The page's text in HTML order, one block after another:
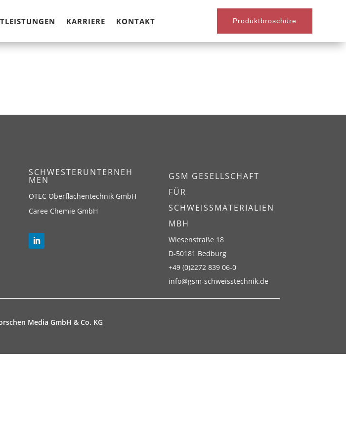
KARRIERE KONTAKT Produktbroschüre
SCHWESTERUNTERNEH
MEN
OTEC Oberflächentechnik GmbH
Caree Chemie GmbH
GSM GESELLSCHAFT
FÜR
SCHWEISSMATERIALIEN M
BH
Wiesenstraße 18
D-50181 Bedburg
+49 (0)2272 839 06-0
info@gsm-schweisstechnik.de
Media GmbH & Co. KG